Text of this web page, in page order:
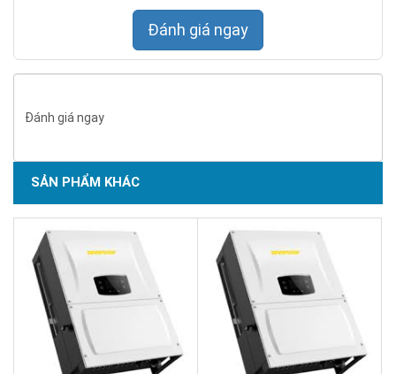
Đánh giá ngay
Đánh giá ngay
SẢN PHẨM KHÁC